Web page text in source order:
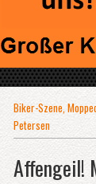
Biker-Szene,
Petersen
Affengeil!